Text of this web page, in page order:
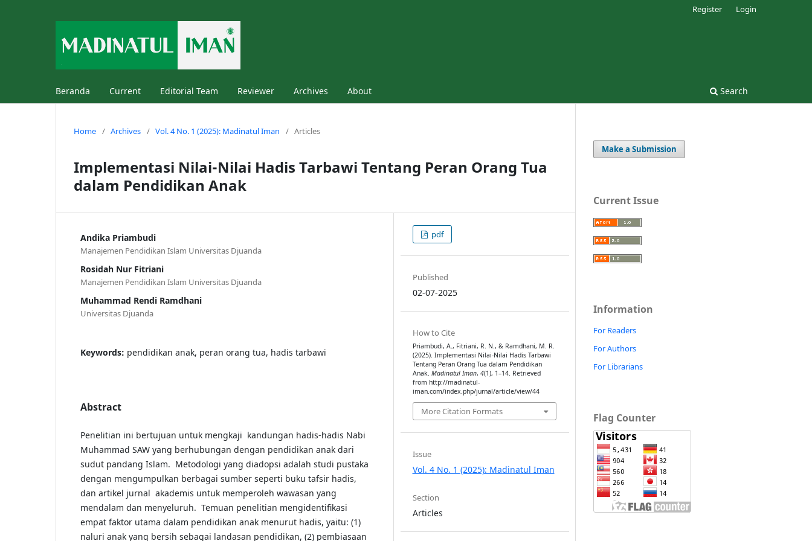
Beranda Current Editorial Team Reviewer Archives About Search
Register Login
Home / Archives / Vol. 4 No. 1 (2025): Madinatul Iman / Articles
Implementasi Nilai-Nilai Hadis Tarbawi Tentang Peran Orang Tua
dalam Pendidikan Anak
Andika Priambudi
Manajemen Pendidikan Islam Universitas Djuanda
Rosidah Nur Fitriani
Manajemen Pendidikan Islam Universitas Djuanda
Muhammad Rendi Ramdhani
Universitas Djuanda
Keywords: pendidikan anak, peran orang tua, hadis tarbawi
Abstract
Penelitian ini bertujuan untuk mengkaji kandungan hadis-hadis Nabi
Muhammad SAW yang berhubungan dengan pendidikan anak dari
sudut pandang Islam. Metodologi yang diadopsi adalah studi pustaka
dengan mengumpulkan berbagai sumber seperti buku tafsir hadis,
dan artikel jurnal akademis untuk memperoleh wawasan yang
mendalam dan menyeluruh. Temuan penelitian mengidentifikasi
empat faktor utama dalam pendidikan anak menurut hadis, yaitu: (1)
naluri anak yang bersih sebagai landasan pendidikan, (2) pembiasaan
pdf
Published
02-07-2025
How to Cite
Priambudi, A., Fitriani, R. N., & Ramdhani, M. R.
(2025). Implementasi Nilai-Nilai Hadis Tarbawi
Tentang Peran Orang Tua dalam Pendidikan
Anak. Madinatul Iman, 4(1), 1–14. Retrieved
from http://madinatul-
iman.com/index.php/jurnal/article/view/44
More Citation Formats
Issue
Vol. 4 No. 1 (2025): Madinatul Iman
Section
Articles
Make a Submission
Current Issue
Information
For Readers
For Authors
For Librarians
Flag Counter